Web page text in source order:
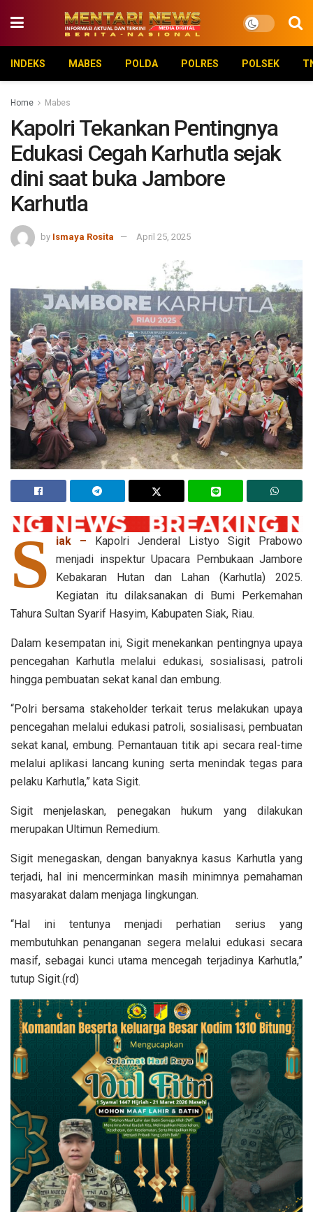
INDEKS MABES POLDA POLRES POLSEK
Home Mabes
Kapolri Tekankan Pentingnya
Edukasi Cegah Karhutla sejak
dini saat buka Jambore
Karhutla
by Ismaya Rosita April 25, 2025
S iak – Kapolri Jenderal Listyo Sigit Prabowo
menjadi inspektur Upacara Pembukaan Jambore
Kebakaran Hutan dan Lahan (Karhutla) 2025.
Kegiatan itu dilaksanakan di Bumi Perkemahan
Tahura Sultan Syarif Hasyim, Kabupaten Siak, Riau.
Dalam kesempatan ini, Sigit menekankan pentingnya upaya
pencegahan Karhutla melalui edukasi, sosialisasi, patroli
hingga pembuatan sekat kanal dan embung.
“Polri bersama stakeholder terkait terus melakukan upaya
pencegahan melalui edukasi patroli, sosialisasi, pembuatan
sekat kanal, embung. Pemantauan titik api secara real-time
melalui aplikasi lancang kuning serta menindak tegas para
pelaku Karhutla,” kata Sigit.
Sigit menjelaskan, penegakan hukum yang dilakukan
merupakan Ultimun Remedium.
Sigit menegaskan, dengan banyaknya kasus Karhutla yang
terjadi, hal ini mencerminkan masih minimnya pemahaman
masyarakat dalam menjaga lingkungan.
“Hal ini tentunya menjadi perhatian serius yang
membutuhkan penanganan segera melalui edukasi secara
masif, sebagai kunci utama mencegah terjadinya Karhutla,”
tutup Sigit.(rd)